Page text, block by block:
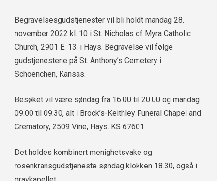
Begravelsesgudstjenester vil bli holdt mandag 28.
november 2022 kl. 10 i St. Nicholas of Myra Catholic
Church, 2901 E. 13, i Hays. Begravelse vil følge
gudstjenestene på St. Anthony’s Cemetery i
Schoenchen, Kansas.
Besøket vil være søndag fra 16.00 til 20.00 og mandag
09.00 til 09.30, alt i Brock’s-Keithley Funeral Chapel and
Crematory, 2509 Vine, Hays, KS 67601.
Det holdes kombinert menighetsvake og
rosenkransgudstjeneste søndag klokken 18.30, også i